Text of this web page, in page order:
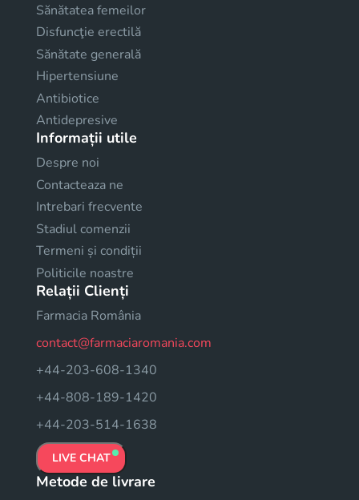
Sănătatea femeilor
Disfuncţie erectilă
Sănătate generală
Hipertensiune
Antibiotice
Antidepresive
Informații utile
Despre noi
Contacteaza ne
Intrebari frecvente
Stadiul comenzii
Termeni și condiții
Politicile noastre
Relații Clienți
Farmacia România
contact@farmaciaromania.com
+44-203-608-1340
+44-808-189-1420
+44-203-514-1638
LIVE CHAT
Metode de livrare